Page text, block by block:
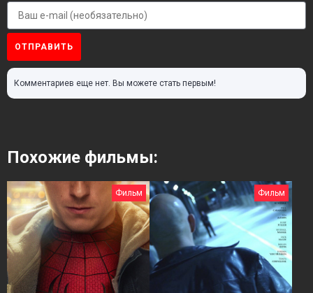
ОТПРАВИТЬ
Комментариев еще нет. Вы можете стать первым!
Похожие фильмы:
Фильм Фильм